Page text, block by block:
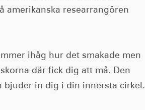
amerikanska researrangören
ihåg hur det smakade men
där fick dig att må. Den
bjuder in dig i din innersta cirkel.